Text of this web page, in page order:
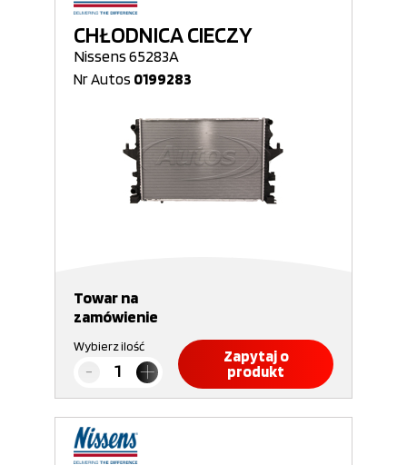
CHŁODNICA CIECZY
Nissens 65283A
Nr Autos 0199283
Towar na
zamówienie
Wybierz ilość
Zapytaj o
produkt